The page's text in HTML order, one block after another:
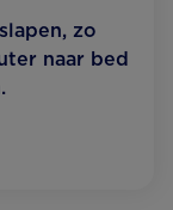
zo
naar bed